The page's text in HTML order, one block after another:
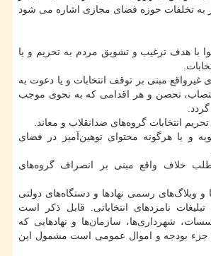
به تخلفات حوزه فضای مجازی اشاره می شود
با هدف ترغیب و تشویق مردم به تحریم و یا
غیرواقع مبنی بر توقف انتخابات و یا دعوت به
تحصن و هر اقدامی که به نحوی موجب
و یا هرگونه محتوای توهین‌آمیز در فضای
مطلب خلاف واقع مبنی بر انصراف گروه‌های
و وبلاگ‌های رسمی نهادها و دستگاه‌های دولتی
نامزدهای انتخاباتی. قابل ذکر است
شهرداری‌ها‌، سازمان‌ها و نهادهایی که
جزء بودجه و اموال عمومی است مشمول این